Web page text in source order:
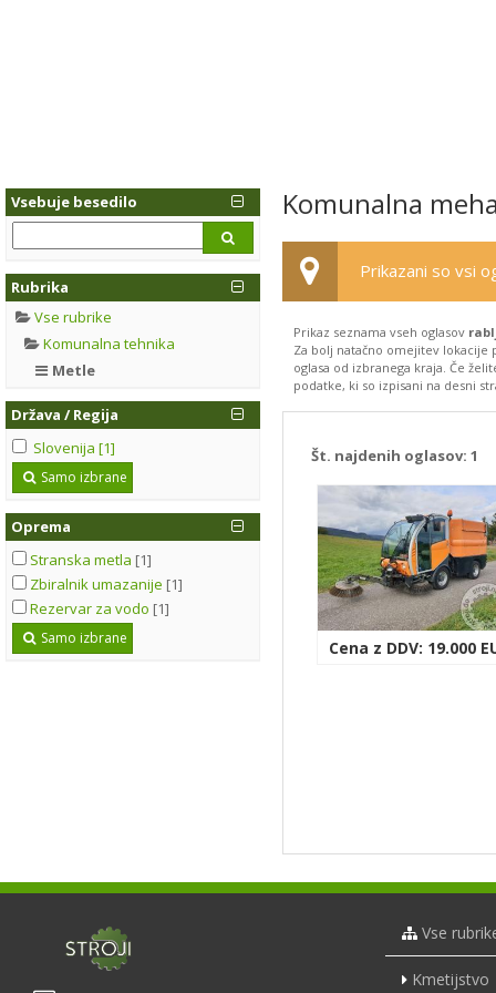
Vsebuje besedilo
Rubrika
Vse rubrike
Komunalna tehnika
Metle
Država / Regija
Slovenija [1]
Samo izbrane
Oprema
Stranska metla [1]
Zbiralnik umazanije [1]
Rezervar za vodo [1]
Samo izbrane
Komunalna
Prikazani so vsi
Prikaz seznama vseh oglasov
Za bolj natačno omejitev lokacije
oglasa od izbranega kraja. Če
podatke, ki so izpisani na desni
Št. najdenih oglasov: 1
Cena z DDV: 19.000
Vse
Kmetijstvo